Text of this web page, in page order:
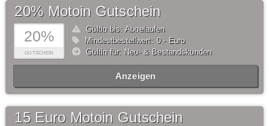
20%
GUTSCHEIN
20% Motoin Gutschein
Gültig bis: Abgelaufen
Mindestbestellwert: 0,- Euro
Gültig für: Neu- & Bestandskunden
Anzeigen
15 Euro Motoin Gutschein